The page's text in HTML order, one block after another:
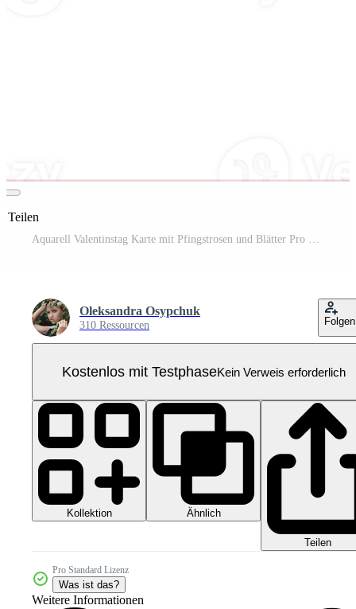
Teilen
Aquarell Valentinstag Karte mit Pfingstrosen und Blätter Pro PNG
Oleksandra Osypchuk
310 Ressourcen Folgen
Kostenlos mit TestphaseKein Verweis erforderlich
Kollektion Ähnlich
Teilen
Pro Standard Lizenz
Was ist das?
Weitere Informationen